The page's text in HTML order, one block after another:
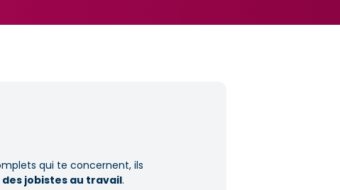
qui te concernent, ils
jobistes au travail.